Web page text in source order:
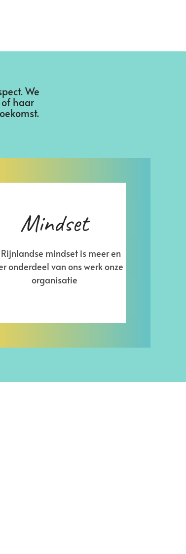
We
haar
Mindset
Rijnlandse mindset is meer en
onderdeel van ons werk onze
organisatie